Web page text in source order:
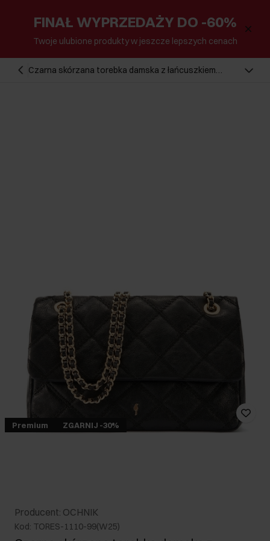
FINAŁ WYPRZEDAŻY DO -60%
Twoje ulubione produkty w jeszcze lepszych cenach
Czarna skórzana torebka damska z łańcuszkiem
Premium ZGARNIJ -30%
Producent: OCHNIK
Kod: TORES-1110-99(W25)